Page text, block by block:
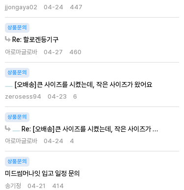
jjongaya02 04-24 447
상품문의
Re: 할로겐등기구
아로마글로바 04-27 460
상품문의
[오배송]큰 사이즈를 시켰는데, 작은 사이즈가 왔어요
zerosess94 04-23 6
상품문의
Re: [오배송]큰 사이즈를 시켰는데, 작은 사이즈가 …
아로마글로바 04-24 4
상품문의
미드썸머나잇 입고 일정 문의
송기정 04-21 414